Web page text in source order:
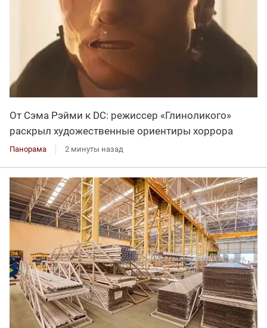
От Сэма Рэйми к DC: режиссер «Глиноликого»
раскрыл художественные ориентиры хоррора
Панорама 2 минуты назад